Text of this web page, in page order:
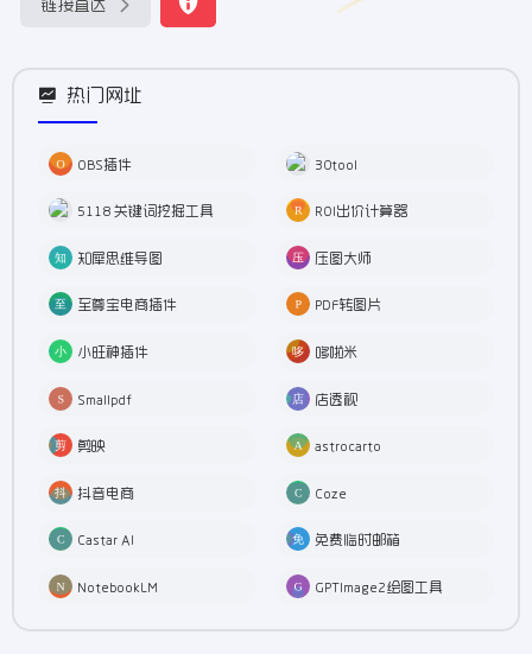
链接直达
热门网址
OBS插件 30tool
5118 关键词挖掘工具 ROI出价计算器
知犀思维导图 压图大师
至尊宝电商插件 PDF转图片
小旺神插件 哆啦米
Smallpdf 店透视
剪映 astrocarto
抖音电商 Coze
Castar AI 免费临时邮箱
NotebookLM GPTImage2绘图工具